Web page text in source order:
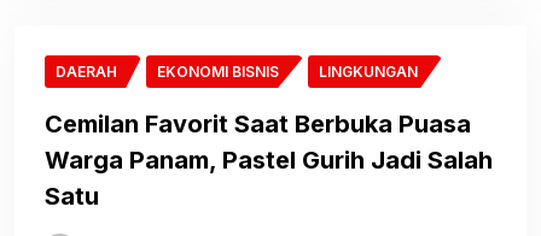
DAERAH EKONOMI BISNIS LINGKUNGAN
Cemilan Favorit Saat Berbuka Puasa
Warga Panam, Pastel Gurih Jadi Salah
Satu